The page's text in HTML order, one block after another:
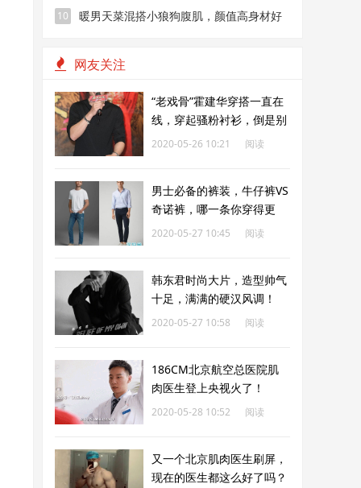
10
暖男天菜混搭小狼狗腹肌，颜值高身材好
网友关注
“老戏骨”霍建华穿搭一直在
线，穿起骚粉衬衫，倒是别
具一格
2020-05-26 10:21
阅读
男士必备的裤装，牛仔裤VS
奇诺裤，哪一条你穿得更
多？
2020-05-27 10:45
阅读
韩东君时尚大片，造型帅气
十足，满满的硬汉风调！
2020-05-27 10:58
阅读
186CM北京航空总医院肌
肉医生登上央视火了！
2020-05-28 10:52
阅读
又一个北京肌肉医生刷屏，
现在的医生都这么好了吗？